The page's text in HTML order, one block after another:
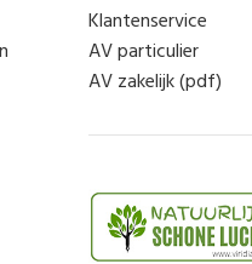
Klantenservice
AV particulier
AV zakelijk (pdf)